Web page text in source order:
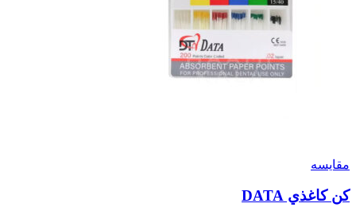
مقایسه
کن کاغذي DATA